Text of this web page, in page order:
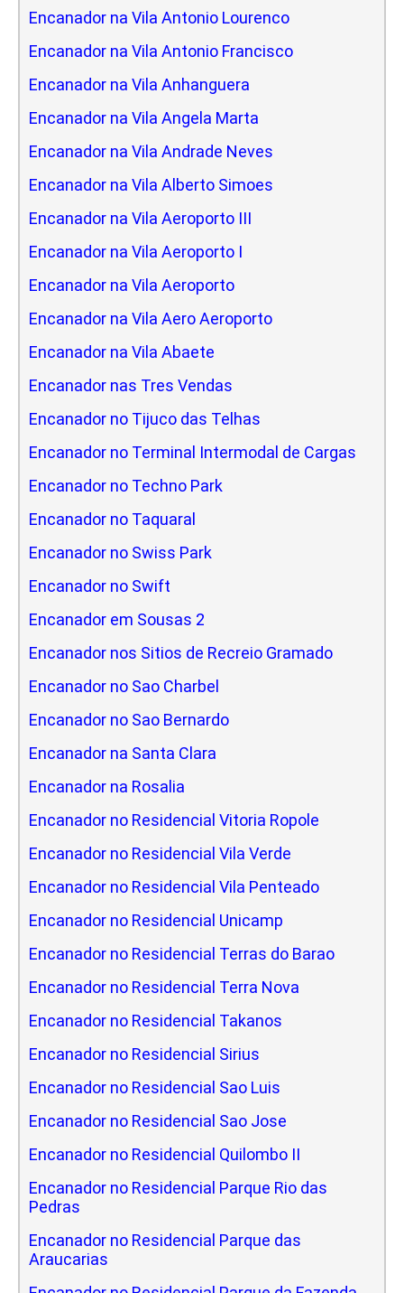
Encanador na Vila Antonio Lourenco
Encanador na Vila Antonio Francisco
Encanador na Vila Anhanguera
Encanador na Vila Angela Marta
Encanador na Vila Andrade Neves
Encanador na Vila Alberto Simoes
Encanador na Vila Aeroporto III
Encanador na Vila Aeroporto I
Encanador na Vila Aeroporto
Encanador na Vila Aero Aeroporto
Encanador na Vila Abaete
Encanador nas Tres Vendas
Encanador no Tijuco das Telhas
Encanador no Terminal Intermodal de Cargas
Encanador no Techno Park
Encanador no Taquaral
Encanador no Swiss Park
Encanador no Swift
Encanador em Sousas 2
Encanador nos Sitios de Recreio Gramado
Encanador no Sao Charbel
Encanador no Sao Bernardo
Encanador na Santa Clara
Encanador na Rosalia
Encanador no Residencial Vitoria Ropole
Encanador no Residencial Vila Verde
Encanador no Residencial Vila Penteado
Encanador no Residencial Unicamp
Encanador no Residencial Terras do Barao
Encanador no Residencial Terra Nova
Encanador no Residencial Takanos
Encanador no Residencial Sirius
Encanador no Residencial Sao Luis
Encanador no Residencial Sao Jose
Encanador no Residencial Quilombo II
Encanador no Residencial Parque Rio das
Pedras
Encanador no Residencial Parque das
Araucarias